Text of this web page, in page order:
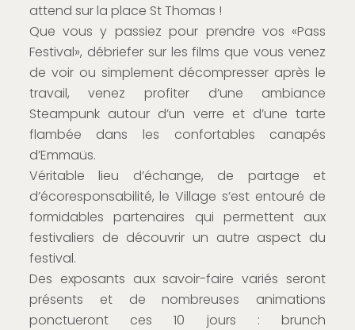
attend sur la place St Thomas !
Que vous y passiez pour prendre vos «Pass
Festival», débriefer sur les films que vous venez
de voir ou simplement décompresser après le
travail, venez profiter d’une ambiance
Steampunk autour d’un verre et d’une tarte
flambée dans les confortables canapés
d’Emmaüs.
Véritable lieu d’échange, de partage et
d’écoresponsabilité, le Village s’est entouré de
formidables partenaires qui permettent aux
festivaliers de découvrir un autre aspect du
festival.
Des exposants aux savoir-faire variés seront
présents et de nombreuses animations
ponctueront ces 10 jours : brunch